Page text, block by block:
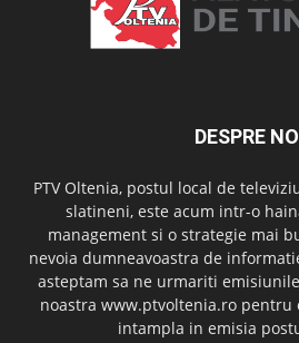
DESPRE
PTV Oltenia, postul local de
slatineni, este acum intr-o
management si o strategie mai
nevoia dumneavoastra de
asteptam sa ne urmariti
noastra www.ptvoltenia.ro pentru
intampla in emisia